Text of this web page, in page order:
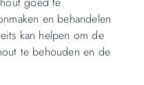
en behandelen
kan helpen om de
te behouden en de